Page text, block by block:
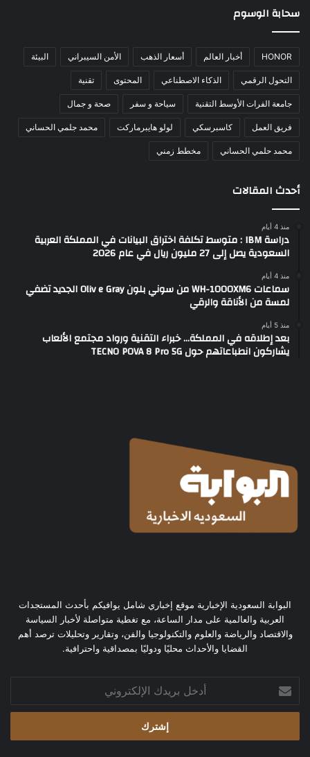
سحابة الوسوم
HONOR أخبار العالم أسعار الذهب الأمن السيبراني البيئة
التحول الرقمي الذكاء الاصطناعي المحتوى تقنية
جامعة الفرات الأوسط التقنية سياحة و سفر صحة و جمال
فريق العمل كاسبرسكي لولو هايبرماركت محمد جلمي الحساني
محمد حلمي الحساني مخطط زمني
أحدث المقالات
منذ 4 أيام
دراسة IBM : متوسط تكلفة اختراق البيانات في المملكة العربية
السعودية يصل إلى 27 مليون ريال في عام 2026
منذ 4 أيام
سماعات WH-1000XM6 من سوني بلون Oliv e Gray الجديد تضفي
لمسة من الأناقة والرقي
منذ 5 أيام
بعد إطلاقه في المملكة… خبراء التقنية ورواد مجتمع الألعاب
يشاركون انطباعاتهم حول TECNO POVA 8 Pro 5G
البوابة السعودية الإخبارية موقع إخباري شامل يوافيكم بأحدث المستجدات
العربية والعالمية على مدار الساعة، مع تغطية متواصلة لأخبار السياسة
والاقتصاد والرياضة والعلوم والتكنولوجيا والفن، وتقارير وتحليلات ترصد أهم
القضايا والأحداث محليًا ودوليًا بمصداقية واحترافية.
بريدك
الإلكتروني